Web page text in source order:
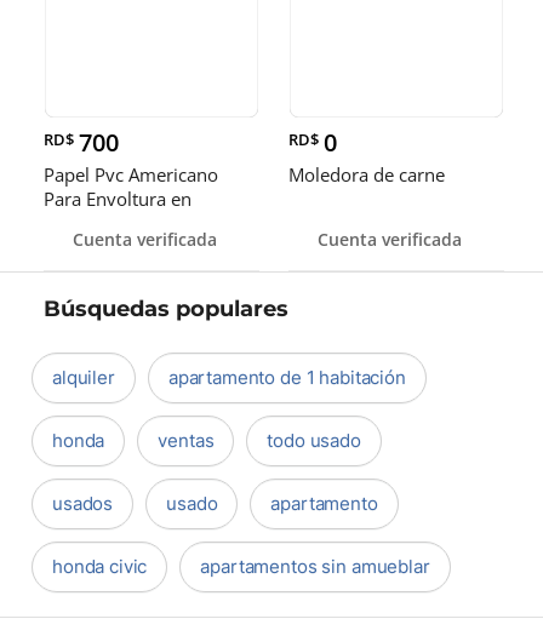
RD$ 700
Papel Pvc Americano
Para Envoltura en
pulgadas
Cuenta verificada
RD$ 0
Moledora de carne
Cuenta verificada
Búsquedas populares
alquiler apartamento de 1 habitación
honda ventas todo usado
usados usado apartamento
honda civic apartamentos sin amueblar